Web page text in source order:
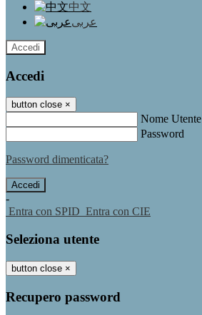
中文
عربى
Accedi
Accedi
button close ×
Nome Utente
Password
Password dimenticata?
-
Entra con SPID Entra con CIE
Seleziona utente
button close ×
Recupero password